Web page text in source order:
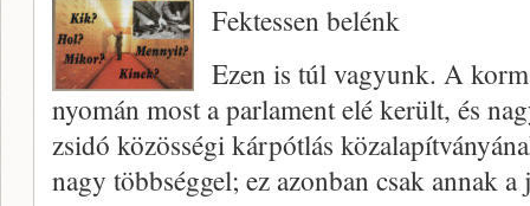
Fektessen belénk
Ezen is túl vagyunk. A
nyomán most a parlament elé került, és
zsidó közösségi kárpótlás
nagy többséggel; ez azonban csak annak